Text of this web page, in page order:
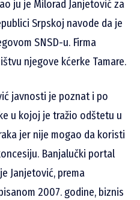
ju je Milorad Janjetović za
Srpskoj navode da je
SNSD-u. Firma
njegove kćerke Tamare.
javnosti je poznat i po
u kojoj je tražio odštetu u
jer nije mogao da koristi
Banjalučki portal
Janjetović, prema
2007. godine, biznis